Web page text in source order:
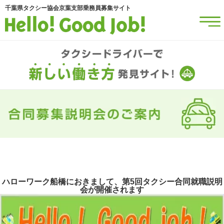
千葉県タクシー協会京葉支部乗務員募集サイト
ハローワーク船橋におきまして、第5回タクシー合同就職説明
会が開催されます